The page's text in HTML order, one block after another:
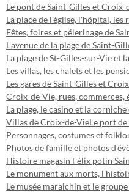
Le pont de Saint-Gilles et Croix-
La place de l'église, l'hôpital, les
Fêtes, foires et pélerinage de
L'avenue de la plage de Saint-
La plage de St-Gilles-sur-Vie et
Les villas, les chalets et les
Les gares de Saint-Gilles et
Croix-de-Vie, rues, commerces,
La plage, le casino et la
Villas de Croix-de-VieLe port
Personnages, costumes et
Photos de famille et photos
Histoire magasin Félix potin
Le monument aux morts,
Le musée maraichin et le